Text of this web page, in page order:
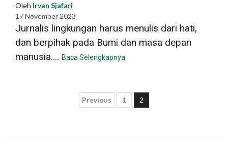
Oleh Irvan Sjafari
17 November 2023
Jurnalis lingkungan harus menulis dari hati,
dan berpihak pada Bumi dan masa depan
manusia.... Baca Selengkapnya
Paginasi
Previous 1 2